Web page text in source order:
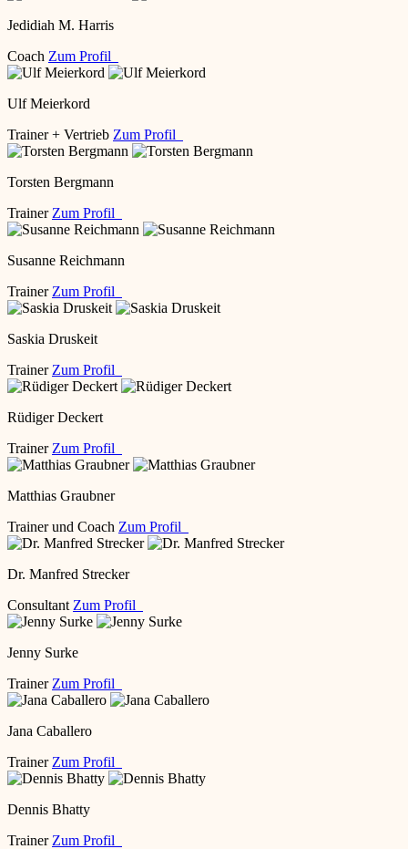
Jedidiah M. Harris
Coach Zum Profil
Ulf Meierkord
Trainer + Vertrieb Zum Profil
Torsten Bergmann
Trainer Zum Profil
Susanne Reichmann
Trainer Zum Profil
Saskia Druskeit
Trainer Zum Profil
Rüdiger Deckert
Trainer Zum Profil
Matthias Graubner
Trainer und Coach Zum Profil
Dr. Manfred Strecker
Consultant Zum Profil
Jenny Surke
Trainer Zum Profil
Jana Caballero
Trainer Zum Profil
Dennis Bhatty
Trainer Zum Profil